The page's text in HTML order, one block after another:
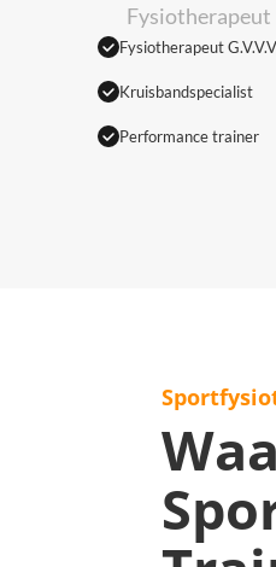
Fysiotherapeut
Fysiotherapeut G.V.V.V
Kruisbandspecialist
Performance trainer